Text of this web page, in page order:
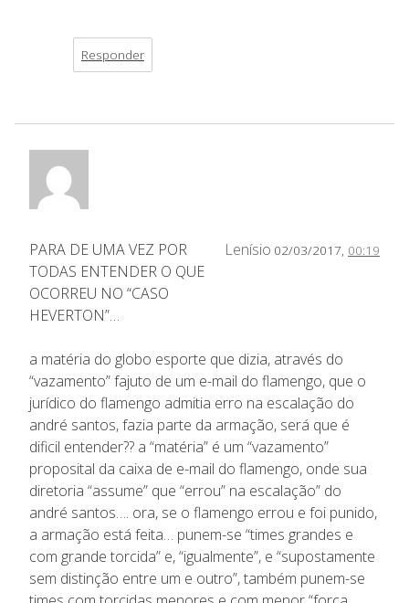
Responder
Lenísio 02/03/2017, 00:19
PARA DE UMA VEZ POR
TODAS ENTENDER O QUE
OCORREU NO “CASO
HEVERTON”…
a matéria do globo esporte que dizia, através do
“vazamento” fajuto de um e-mail do flamengo, que o
jurídico do flamengo admitia erro na escalação do
andré santos, fazia parte da armação, será que é
dificil entender?? a “matéria” é um “vazamento”
proposital da caixa de e-mail do flamengo, onde sua
diretoria “assume” que “errou” na escalação” do
andré santos…. ora, se o flamengo errou e foi punido,
a armação está feita… punem-se “times grandes e
com grande torcida” e, “igualmente”, e “supostamente
sem distinção entre um e outro”, também punem-se